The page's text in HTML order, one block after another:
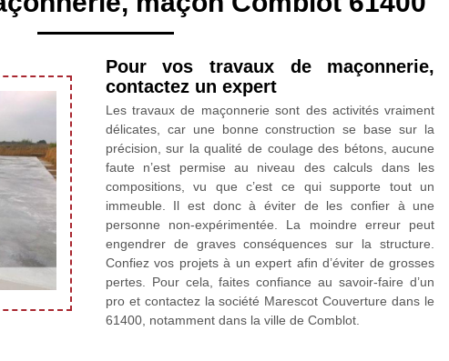
Pour vos travaux de maçonnerie,
contactez un expert
Les travaux de maçonnerie sont des activités vraiment
délicates, car une bonne construction se base sur la
précision, sur la qualité de coulage des bétons, aucune
faute n’est permise au niveau des calculs dans les
compositions, vu que c’est ce qui supporte tout un
immeuble. Il est donc à éviter de les confier à une
personne non-expérimentée. La moindre erreur peut
engendrer de graves conséquences sur la structure.
Confiez vos projets à un expert afin d’éviter de grosses
pertes. Pour cela, faites confiance au savoir-faire d’un
pro et contactez la société Marescot Couverture dans le
61400, notamment dans la ville de Comblot.